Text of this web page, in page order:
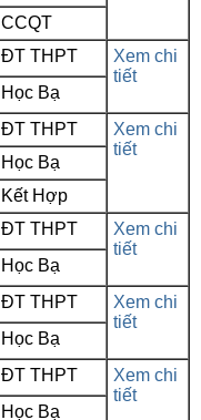
CCQT
ĐT THPT
Xem chi
tiết
Học Bạ
ĐT THPT
Xem chi
tiết
Học Bạ
Kết Hợp
ĐT THPT
Xem chi
tiết
Học Bạ
ĐT THPT
Xem chi
tiết
Học Bạ
ĐT THPT
Xem chi
tiết
Học Bạ